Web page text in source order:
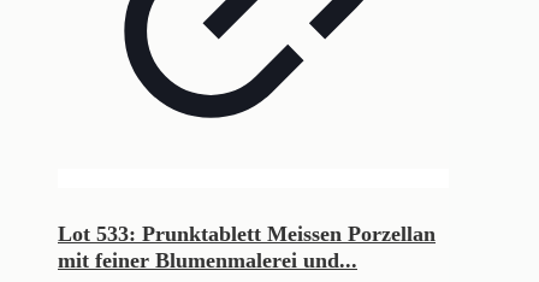
Lot 533: Prunktablett Meissen Porzellan
mit feiner Blumenmalerei und...